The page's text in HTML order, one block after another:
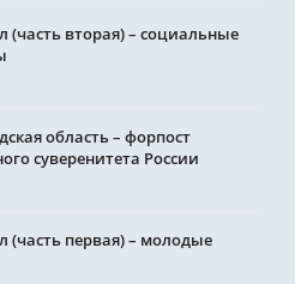
(часть вторая) – социальные
область – форпост
суверенитета России
(часть первая) – молодые